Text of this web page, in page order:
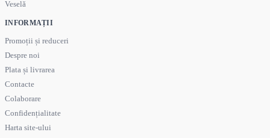
Veselă
INFORMAȚII
Promoții și reduceri
Despre noi
Plata și livrarea
Contacte
Colaborare
Confidențialitate
Harta site-ului